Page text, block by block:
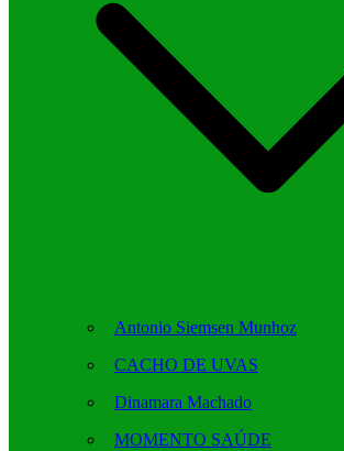
Antonio Siemsen Munhoz
CACHO DE UVAS
Dinamara Machado
MOMENTO SAÚDE